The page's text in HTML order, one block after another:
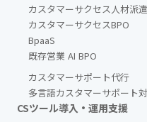
カスタマーサクセス人材派
カスタマーサクセスBPO
BpaaS​
既存営業 AI BPO
カスタマーサポート代行
多言語カスタマーサポート
CSツール導入・運用支援